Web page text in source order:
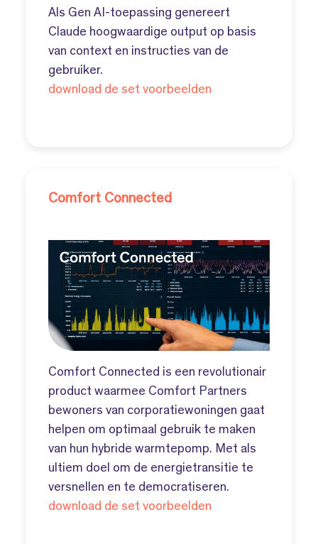
Als Gen AI-toepassing genereert
Claude hoogwaardige output op basis
van context en instructies van de
gebruiker.
download de set voorbeelden
Comfort Connected
Comfort Connected is een revolutionair
product waarmee Comfort Partners
bewoners van corporatiewoningen gaat
helpen om optimaal gebruik te maken
van hun hybride warmtepomp. Met als
ultiem doel om de energietransitie te
versnellen en te democratiseren.
download de set voorbeelden